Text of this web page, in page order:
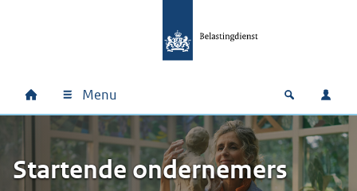
Hoofdnavigatie
Home Menu Open
Startende ondernemers